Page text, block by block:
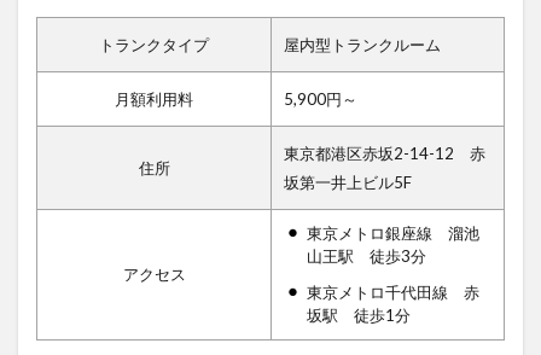
トランクタイプ 屋内型トランクルーム
月額利用料 5,900円～
住所
東京都港区赤坂2-14-12 赤
坂第一井上ビル5F
アクセス
東京メトロ銀座線 溜池
山王駅 徒歩3分
東京メトロ千代田線 赤
坂駅 徒歩1分